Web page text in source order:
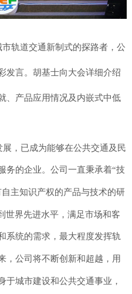
轨道交通新制式的探路者，公
发言。胡基士向大会详细介绍
、产品应用情况及内嵌式中低
，已成为能够在公共交通及民
务的企业。公司一直秉承着“技
主知识产权的产品与技术的研
世界先进水平，满足市场和客
系统的需求，最大程度发挥轨
，公司将不断创新和超越，用
于城市建设和公共交通事业，